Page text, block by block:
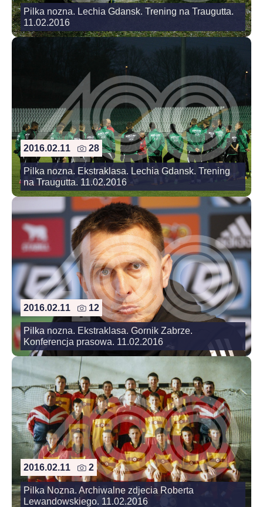
Pilka nozna. Lechia Gdansk. Trening na Traugutta.
11.02.2016
2016.02.11 28
Pilka nozna. Ekstraklasa. Lechia Gdansk. Trening
na Traugutta. 11.02.2016
2016.02.11 12
Pilka nozna. Ekstraklasa. Gornik Zabrze.
Konferencja prasowa. 11.02.2016
2016.02.11 2
Pilka Nozna. Archiwalne zdjecia Roberta
Lewandowskiego. 11.02.2016